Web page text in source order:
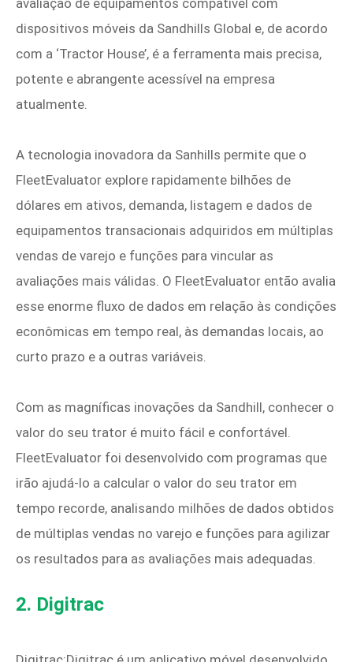
avaliação de equipamentos compatível com
dispositivos móveis da Sandhills Global e, de acordo
com a ‘Tractor House’, é a ferramenta mais precisa,
potente e abrangente acessível na empresa
atualmente.
A tecnologia inovadora da Sanhills permite que o
FleetEvaluator explore rapidamente bilhões de
dólares em ativos, demanda, listagem e dados de
equipamentos transacionais adquiridos em múltiplas
vendas de varejo e funções para vincular as
avaliações mais válidas. O FleetEvaluator então avalia
esse enorme fluxo de dados em relação às condições
econômicas em tempo real, às demandas locais, ao
curto prazo e a outras variáveis.
Com as magníficas inovações da Sandhill, conhecer o
valor do seu trator é muito fácil e confortável.
FleetEvaluator foi desenvolvido com programas que
irão ajudá-lo a calcular o valor do seu trator em
tempo recorde, analisando milhões de dados obtidos
de múltiplas vendas no varejo e funções para agilizar
os resultados para as avaliações mais adequadas.
2. Digitrac